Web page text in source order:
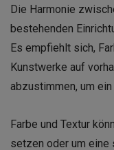
Die Harmonie
bestehenden
Es empfiehlt sich,
Kunstwerke auf
abzustimmen, um
Farbe und Textur
setzen oder um eine